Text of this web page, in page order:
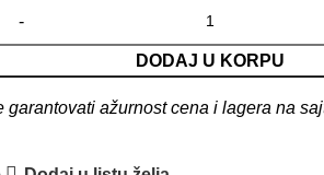
DODAJ U KORPU
garantovati ažurnost cena i lagera na